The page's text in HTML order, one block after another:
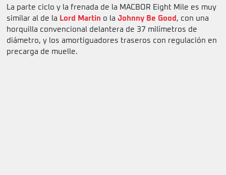
La parte ciclo y la frenada de la MACBOR Eight Mile es muy
similar al de la Lord Martin o la Johnny Be Good , con una
horquilla convencional delantera de 37 milímetros de
diámetro, y los amortiguadores traseros con regulación en
precarga de muelle.